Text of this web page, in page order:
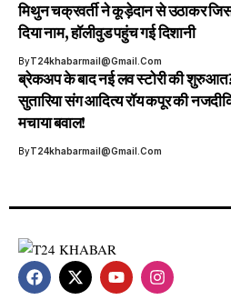
मिथुन चक्रवर्ती ने कूड़ेदान से उठाकर
दिया नाम, हॉलीवुड पहुंच गई दिशानी
ByT24khabarmail@gmail.com
ब्रेकअप के बाद नई लव स्टोरी की शुरुआत?
सुतारिया संग आदित्य रॉय कपूर की
मचाया बवाल!
ByT24khabarmail@gmail.com